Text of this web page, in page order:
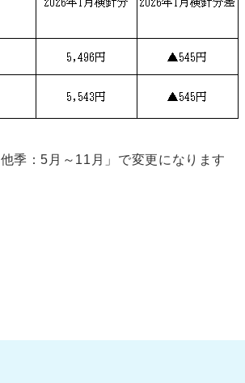
季：5月～11月」で変更になります